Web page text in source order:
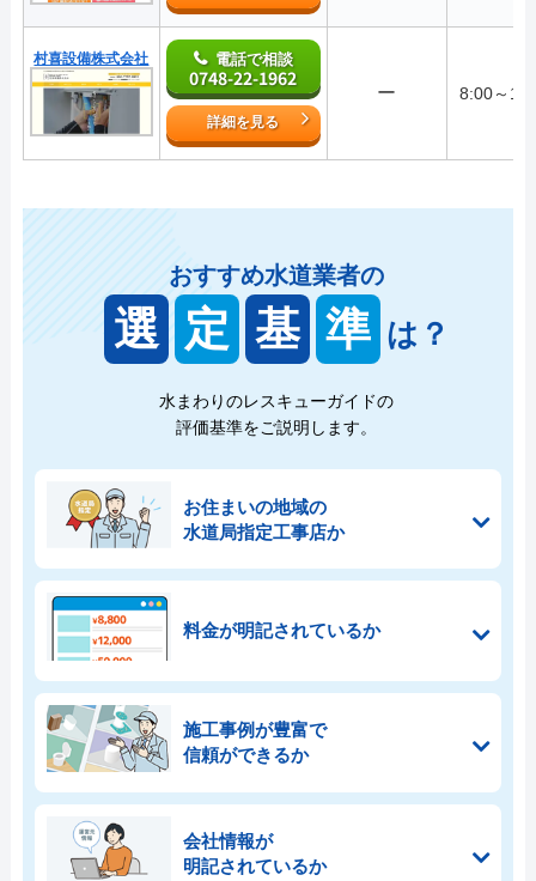
村喜設備株式会社 電話で相談
0748-22-1962
詳細を見る
ー 8:00～
おすすめ水道業者の
選 定 基 準 は？
水まわりのレスキューガイドの
評価基準をご説明します。
お住まいの地域の
水道局指定工事店か
料金が明記されているか
施工事例が豊富で
信頼ができるか
会社情報が
明記されているか